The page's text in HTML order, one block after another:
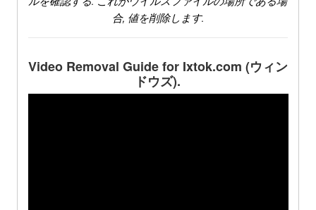
合, 値を削除します.
Video Removal Guide for Ixtok.com (ウィン
ドウズ).